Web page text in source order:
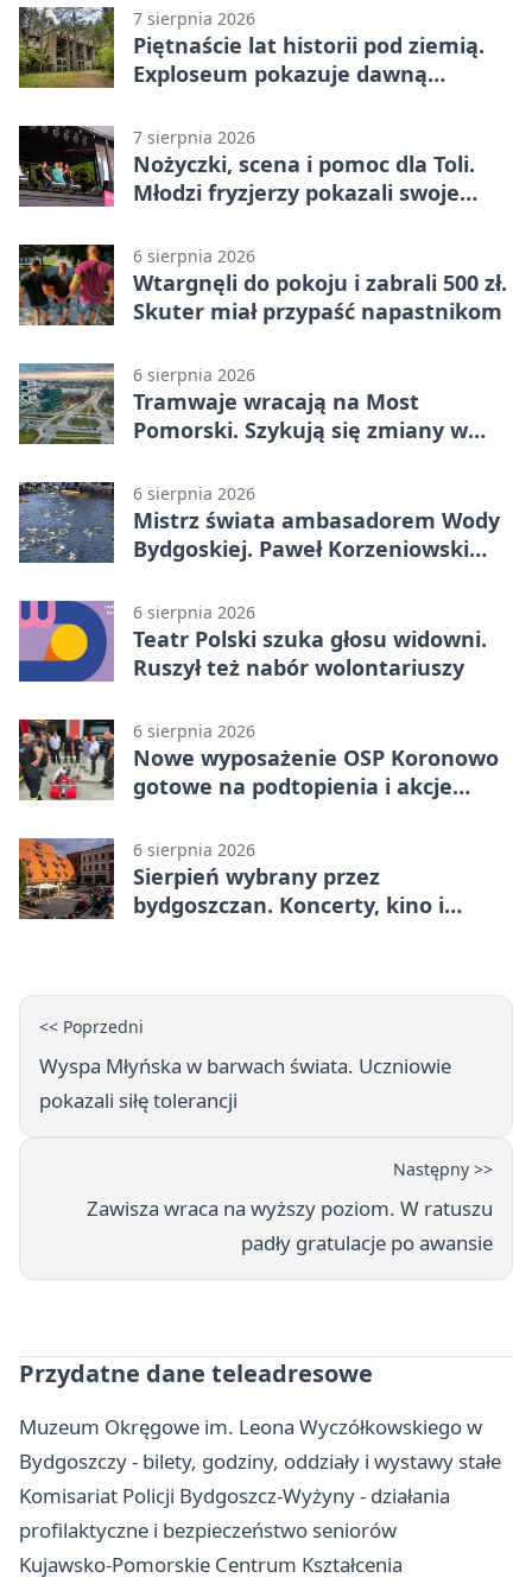
7 sierpnia 2026
Piętnaście lat historii pod ziemią.
Exploseum pokazuje dawną
7 sierpnia 2026
Nożyczki, scena i pomoc dla Toli.
Młodzi fryzjerzy pokazali swoje
6 sierpnia 2026
Wtargnęli do pokoju i zabrali 500 zł.
Skuter miał przypaść napastnikom
6 sierpnia 2026
Tramwaje wracają na Most
Pomorski. Szykują się zmiany w
6 sierpnia 2026
Mistrz świata ambasadorem Wody
Bydgoskiej. Paweł Korzeniowski
6 sierpnia 2026
Teatr Polski szuka głosu widowni.
Ruszył też nabór wolontariuszy
6 sierpnia 2026
Nowe wyposażenie OSP Koronowo
gotowe na podtopienia i akcje
6 sierpnia 2026
Sierpień wybrany przez
bydgoszczan. Koncerty, kino i
<< Poprzedni
Wyspa Młyńska w barwach świata. Uczniowie
pokazali siłę tolerancji
Następny >>
Zawisza wraca na wyższy poziom. W ratuszu
padły gratulacje po awansie
Przydatne dane teleadresowe
Muzeum Okręgowe im. Leona Wyczółkowskiego w
Bydgoszczy - bilety, godziny, oddziały i wystawy stałe
Komisariat Policji Bydgoszcz-Wyżyny - działania
profilaktyczne i bezpieczeństwo seniorów
Kujawsko-Pomorskie Centrum Kształcenia